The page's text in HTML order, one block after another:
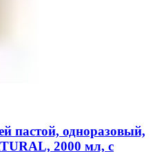
пастой, одноразовый,
2000 мл, с